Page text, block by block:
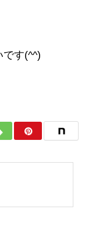
す(^^)